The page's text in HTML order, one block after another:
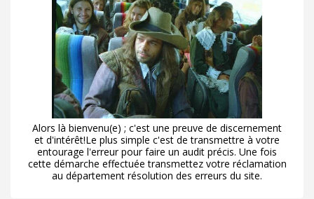
Alors là bienvenu(e) ; c'est une preuve de discernement
et d'intérêt!Le plus simple c'est de transmettre à votre
entourage l'erreur pour faire un audit précis. Une fois
cette démarche effectuée transmettez votre réclamation
au département résolution des erreurs du site.